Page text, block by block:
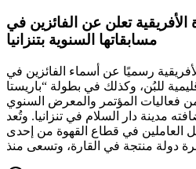
الأفريقية تعلن عن الفائزين في
مسابقاتها السنوية بتنزانيا
رسميًا عن أسماء الفائزين في
للبُن، وكذلك في بطولة “باريستا
وذلك ضمن فعاليات المؤتمر والمعرض السنوي
مدينة دار السلام في تنزانيا. وتُعد
العاملين في قطاع القهوة من إحدى
دولة منتجة في القارة، وتسعى منذ